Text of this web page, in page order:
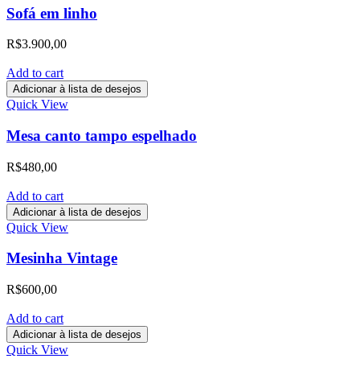
Sofá em linho
R$3.900,00
Add to cart
Adicionar à lista de desejos
Quick View
Mesa canto tampo espelhado
R$480,00
Add to cart
Adicionar à lista de desejos
Quick View
Mesinha Vintage
R$600,00
Add to cart
Adicionar à lista de desejos
Quick View